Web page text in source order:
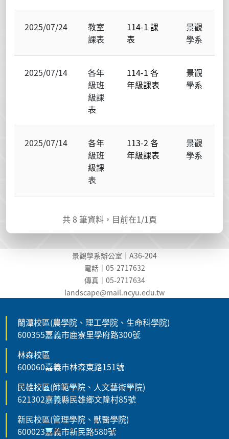
2025/07/24
教室
課表
114-1 課
表
景觀
學系
2025/07/14
各年
級班
級課
表
114-1 各
年級課表
景觀
學系
2025/07/14
各年
級班
級課
表
113-2 各
年級課表
景觀
學系
共8 筆資料，目前在1/1頁
景觀學系辦公室｜A36-204
電話｜05-2717632
傳真｜05-2717634
landscape@mail.ncyu.edu.tw
蘭潭校區(農學院、理工學院、生命科學院)
600355嘉義市鹿寮里學府路300號
林森校區
600060嘉義市林森東路151號
民雄校區(師範學院、人文藝術學院)
621302嘉義縣民雄鄉文隆村85號
新民校區(管理學院、獸醫學院)
600023嘉義市新民路580號